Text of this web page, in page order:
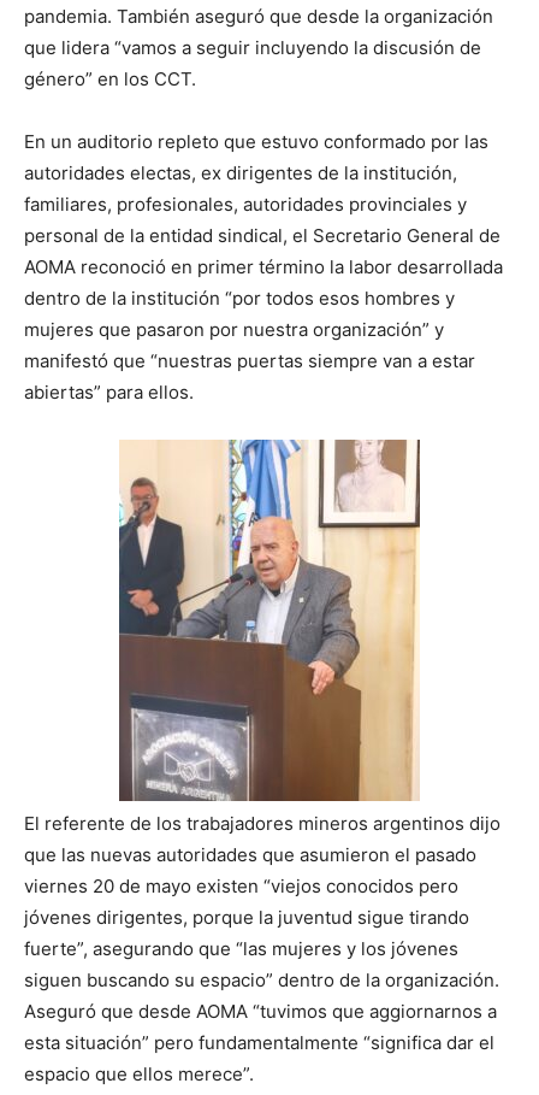
pandemia. También aseguró que desde la organización
que lidera “vamos a seguir incluyendo la discusión de
género” en los CCT.
En un auditorio repleto que estuvo conformado por las
autoridades electas, ex dirigentes de la institución,
familiares, profesionales, autoridades provinciales y
personal de la entidad sindical, el Secretario General de
AOMA reconoció en primer término la labor desarrollada
dentro de la institución “por todos esos hombres y
mujeres que pasaron por nuestra organización” y
manifestó que “nuestras puertas siempre van a estar
abiertas” para ellos.
El referente de los trabajadores mineros argentinos dijo
que las nuevas autoridades que asumieron el pasado
viernes 20 de mayo existen “viejos conocidos pero
jóvenes dirigentes, porque la juventud sigue tirando
fuerte”, asegurando que “las mujeres y los jóvenes
siguen buscando su espacio” dentro de la organización.
Aseguró que desde AOMA “tuvimos que aggiornarnos a
esta situación” pero fundamentalmente “significa dar el
espacio que ellos merece”.